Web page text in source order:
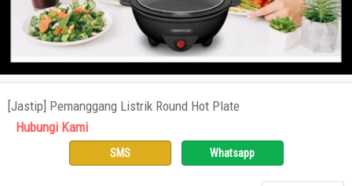
[Jastip] Pemanggang Listrik Round Hot Plate
Hubungi Kami
SMS Whatsapp